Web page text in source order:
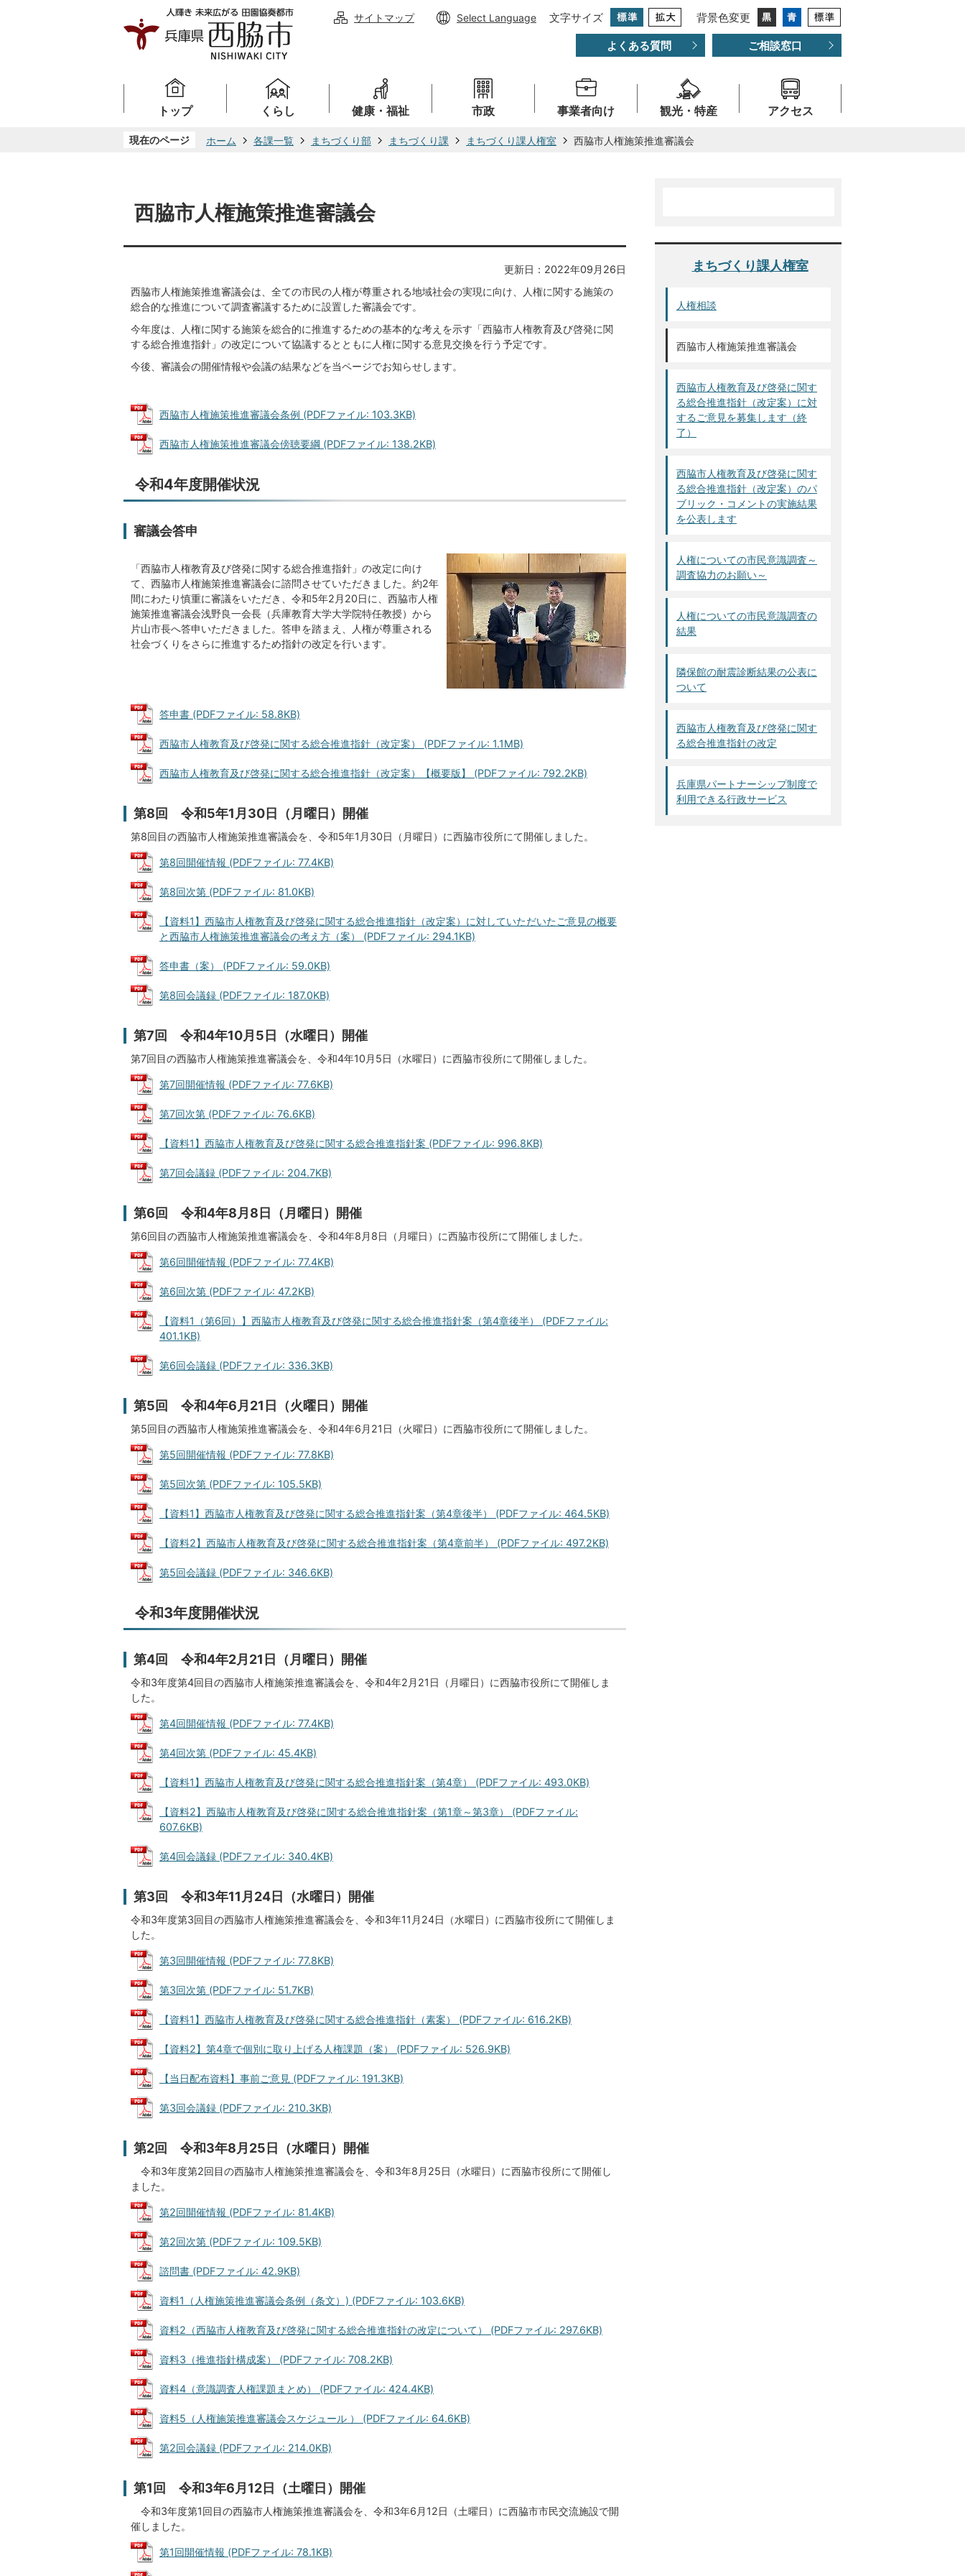
サイトマップ Select Language 文字サイズ 背景色変更
よくある質問 ご相談窓口
トップ くらし 健康・福祉 市政 事業者向け 観光・特産 アクセス
現在のページ ホーム 各課一覧 まちづくり部 まちづくり課 まちづくり課人権室 西脇市人権施策推進審議会
西脇市人権施策推進審議会
更新日：2022年09月26日
西脇市人権施策推進審議会は、全ての市民の人権が尊重される地域社会の実現に向け、人権に関する施策の
総合的な推進について調査審議するために設置した審議会です。
今年度は、人権に関する施策を総合的に推進するための基本的な考えを示す「西脇市人権教育及び啓発に関
する総合推進指針」の改定について協議するとともに人権に関する意見交換を行う予定です。
今後、審議会の開催情報や会議の結果などを当ページでお知らせします。
西脇市人権施策推進審議会条例 (PDFファイル: 103.3KB)
西脇市人権施策推進審議会傍聴要綱 (PDFファイル: 138.2KB)
令和4年度開催状況
審議会答申
「西脇市人権教育及び啓発に関する総合推進指針」の改定に向け
て、西脇市人権施策推進審議会に諮問させていただきました。約2年
間にわたり慎重に審議をいただき、令和5年2月20日に、西脇市人権
施策推進審議会浅野良一会長（兵庫教育大学大学院特任教授）から
片山市長へ答申いただきました。答申を踏まえ、人権が尊重される
社会づくりをさらに推進するため指針の改定を行います。
答申書 (PDFファイル: 58.8KB)
西脇市人権教育及び啓発に関する総合推進指針（改定案） (PDFファイル: 1.1MB)
西脇市人権教育及び啓発に関する総合推進指針（改定案）【概要版】 (PDFファイル: 792.2KB)
第8回 令和5年1月30日（月曜日）開催
第8回目の西脇市人権施策推進審議会を、令和5年1月30日（月曜日）に西脇市役所にて開催しました。
第8回開催情報 (PDFファイル: 77.4KB)
第8回次第 (PDFファイル: 81.0KB)
【資料1】西脇市人権教育及び啓発に関する総合推進指針（改定案）に対していただいたご意見の概要
と西脇市人権施策推進審議会の考え方（案） (PDFファイル: 294.1KB)
答申書（案） (PDFファイル: 59.0KB)
第8回会議録 (PDFファイル: 187.0KB)
第7回 令和4年10月5日（水曜日）開催
第7回目の西脇市人権施策推進審議会を、令和4年10月5日（水曜日）に西脇市役所にて開催しました。
第7回開催情報 (PDFファイル: 77.6KB)
第7回次第 (PDFファイル: 76.6KB)
【資料1】西脇市人権教育及び啓発に関する総合推進指針案 (PDFファイル: 996.8KB)
第7回会議録 (PDFファイル: 204.7KB)
第6回 令和4年8月8日（月曜日）開催
第6回目の西脇市人権施策推進審議会を、令和4年8月8日（月曜日）に西脇市役所にて開催しました。
第6回開催情報 (PDFファイル: 77.4KB)
第6回次第 (PDFファイル: 47.2KB)
【資料1（第6回）】西脇市人権教育及び啓発に関する総合推進指針案（第4章後半） (PDFファイル:
401.1KB)
第6回会議録 (PDFファイル: 336.3KB)
第5回 令和4年6月21日（火曜日）開催
第5回目の西脇市人権施策推進審議会を、令和4年6月21日（火曜日）に西脇市役所にて開催しました。
第5回開催情報 (PDFファイル: 77.8KB)
第5回次第 (PDFファイル: 105.5KB)
【資料1】西脇市人権教育及び啓発に関する総合推進指針案（第4章後半） (PDFファイル: 464.5KB)
【資料2】西脇市人権教育及び啓発に関する総合推進指針案（第4章前半） (PDFファイル: 497.2KB)
第5回会議録 (PDFファイル: 346.6KB)
令和3年度開催状況
第4回 令和4年2月21日（月曜日）開催
令和3年度第4回目の西脇市人権施策推進審議会を、令和4年2月21日（月曜日）に西脇市役所にて開催しま
した。
第4回開催情報 (PDFファイル: 77.4KB)
第4回次第 (PDFファイル: 45.4KB)
【資料1】西脇市人権教育及び啓発に関する総合推進指針案（第4章） (PDFファイル: 493.0KB)
【資料2】西脇市人権教育及び啓発に関する総合推進指針案（第1章～第3章） (PDFファイル:
607.6KB)
第4回会議録 (PDFファイル: 340.4KB)
第3回 令和3年11月24日（水曜日）開催
令和3年度第3回目の西脇市人権施策推進審議会を、令和3年11月24日（水曜日）に西脇市役所にて開催しま
した。
第3回開催情報 (PDFファイル: 77.8KB)
第3回次第 (PDFファイル: 51.7KB)
【資料1】西脇市人権教育及び啓発に関する総合推進指針（素案） (PDFファイル: 616.2KB)
【資料2】第4章で個別に取り上げる人権課題（案） (PDFファイル: 526.9KB)
【当日配布資料】事前ご意見 (PDFファイル: 191.3KB)
第3回会議録 (PDFファイル: 210.3KB)
第2回 令和3年8月25日（水曜日）開催
令和3年度第2回目の西脇市人権施策推進審議会を、令和3年8月25日（水曜日）に西脇市役所にて開催し
ました。
第2回開催情報 (PDFファイル: 81.4KB)
第2回次第 (PDFファイル: 109.5KB)
諮問書 (PDFファイル: 42.9KB)
資料1（人権施策推進審議会条例（条文）) (PDFファイル: 103.6KB)
資料2（西脇市人権教育及び啓発に関する総合推進指針の改定について） (PDFファイル: 297.6KB)
資料3（推進指針構成案） (PDFファイル: 708.2KB)
資料4（意識調査人権課題まとめ） (PDFファイル: 424.4KB)
資料5（人権施策推進審議会スケジュール ） (PDFファイル: 64.6KB)
第2回会議録 (PDFファイル: 214.0KB)
第1回 令和3年6月12日（土曜日）開催
令和3年度第1回目の西脇市人権施策推進審議会を、令和3年6月12日（土曜日）に西脇市市民交流施設で開
催しました。
第1回開催情報 (PDFファイル: 78.1KB)
まちづくり課人権室
人権相談
西脇市人権施策推進審議会
西脇市人権教育及び啓発に関す
る総合推進指針（改定案）に対
するご意見を募集します（終
了）
西脇市人権教育及び啓発に関す
る総合推進指針（改定案）のパ
ブリック・コメントの実施結果
を公表します
人権についての市民意識調査～
調査協力のお願い～
人権についての市民意識調査の
結果
隣保館の耐震診断結果の公表に
ついて
西脇市人権教育及び啓発に関す
る総合推進指針の改定
兵庫県パートナーシップ制度で
利用できる行政サービス